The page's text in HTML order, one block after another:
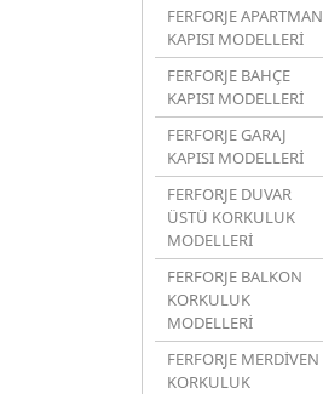
FERFORJE APARTMAN
KAPISI MODELLERİ
FERFORJE BAHÇE
KAPISI MODELLERİ
FERFORJE GARAJ
KAPISI MODELLERİ
FERFORJE DUVAR
ÜSTÜ KORKULUK
MODELLERİ
FERFORJE BALKON
KORKULUK
MODELLERİ
FERFORJE MERDİVEN
KORKULUK